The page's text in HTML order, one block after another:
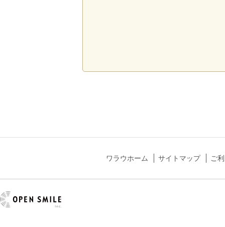
ワラウホーム サイトマップ ご